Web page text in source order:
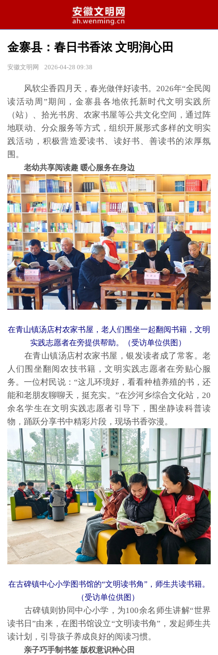
金寨县：春日书香浓 文明润心田
安徽文明网 2026-04-28 09:38
风软尘香四月天，春光做伴好读书。2026年“全民阅
读活动周”期间，金寨县各地依托新时代文明实践所
（站）、拾光书房、农家书屋等公共文化空间，通过阵
地联动、分众服务等方式，组织开展形式多样的文明实
践活动，积极营造爱读书、读好书、善读书的浓厚氛
围。
老幼共享阅读趣 暖心服务在身边
在青山镇汤店村农家书屋，老人们围坐一起翻阅书籍，文明
实践志愿者在旁提供帮助。（受访单位供图）
在青山镇汤店村农家书屋，银发读者成了常客。老
人们围坐翻阅农技书籍，文明实践志愿者在旁贴心服
务。一位村民说：“这儿环境好，看看种植养殖的书，还
能和老朋友聊聊天，挺充实。”在沙河乡综合文化站，20
余名学生在文明实践志愿者引导下，围坐静读科普读
物，踊跃分享书中精彩片段，现场书香弥漫。
在古碑镇中心小学图书馆的“文明读书角”，师生共读书籍。
（受访单位供图）
古碑镇则协同中心小学，为100余名师生讲解“世界
读书日”由来，在图书馆设立“文明读书角”，发起师生共
读计划，引导孩子养成良好的阅读习惯。
亲子巧手制书签 版权意识种心田